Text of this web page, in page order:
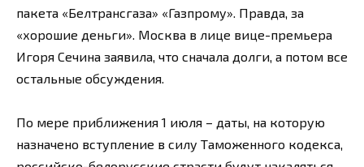
пакета «Белтрансгаза» «Газпрому». Правда, за
«хорошие деньги». Москва в лице вице-премьера
Игоря Сечина заявила, что сначала долги, а потом все
остальные обсуждения.
По мере приближения 1 июля – даты, на которую
назначено вступление в силу Таможенного кодекса,